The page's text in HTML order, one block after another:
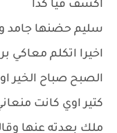
اكسف فيا كدا
سليم حضنها جامد
اخيرا اتكلم معاكي
الصبح صباح الخير
كتير اوي كانت
ملك بعدته عنها